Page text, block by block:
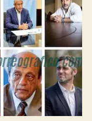
PJ
que
dependen
del
cambio
en
la
Ley
para
poder
ir